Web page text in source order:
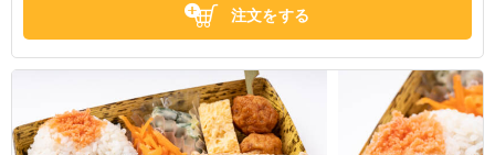
注文をする